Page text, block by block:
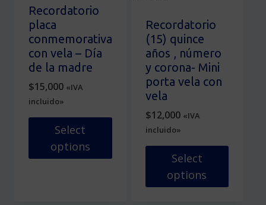
página
de
producto
opciones
se
pueden
elegir
en
la
página
de
producto
Recordatorio
placa
conmemorativa
con vela – Día
de la madre
$15,000 «IVA
incluido»
Select
options
Recordatorio
(15) quince
años , número
y corona- Mini
porta vela con
vela
$12,000 «IVA
incluido»
Select
options